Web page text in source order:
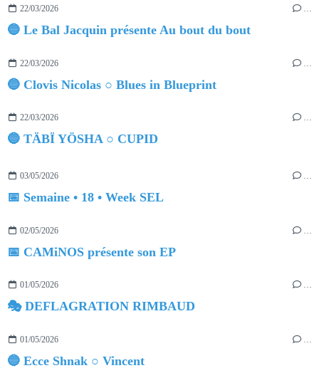
22/03/2026 …
🔵 Le Bal Jacquin présente Au bout du bout
22/03/2026
🔵 Clovis Nicolas ○ Blues in Blueprint
22/03/2026 …
🔵 TÄBÏ YÖSHA ○ CUPID
03/05/2026 …
📅 Semaine • 18 • Week SEL
02/05/2026 …
📅 CAMiNOS présente son EP
01/05/2026 …
🎭 DEFLAGRATION RIMBAUD
01/05/2026
🔵 Ecce Shnak ○ Vincent